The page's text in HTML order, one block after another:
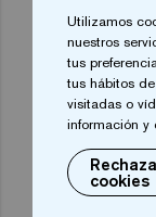
Localidad*
Código
Utilizamos
nuestros
tus
tus hábitos
visitadas o
información y
cookies